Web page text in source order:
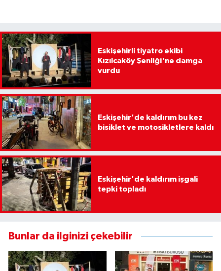
Eskişehirli tiyatro ekibi
Kızılcaköy Şenliği'ne damga
vurdu
Eskişehir'de kaldırım bu kez
bisiklet ve motosikletlere kaldı
Eskişehir'de kaldırım işgali
tepki topladı
Bunlar da ilginizi çekebilir